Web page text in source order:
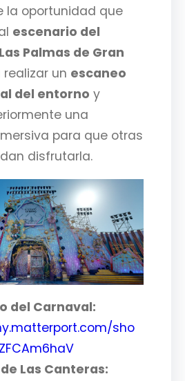
la oportunidad que
escenario del
Palmas de Gran
realizar un escaneo
del entorno y
una
para que otras
disfrutarla.
del Carnaval:
sho
Las Canteras: